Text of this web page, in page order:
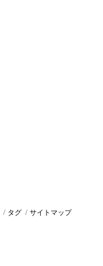
/ タグ /サイトマップ